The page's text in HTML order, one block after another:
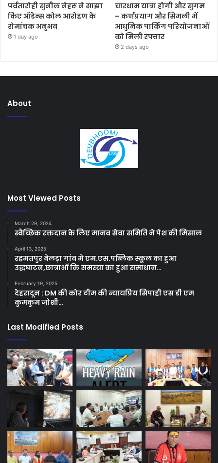
पर्वतारोही सुनील नेहरू ने साझा
किए ऑडेन्स कोल आरोहण के
रोमांचक अनुभव
1 day ago
चारधाम यात्रा होगी और सुगम
– कर्णप्रयाग और सिमली में
आधुनिक पार्किंग परियोजनाओं
को मिली रफ्तार
2 days ago
About
Most Viewed Posts
March 29, 2024
स्वैच्छिक रक्तदान के लिए मानव सेवा समिति ने पेश की मिसाल
April 13, 2025
रहमतपुर बेलड़ा गांव मे एम.एस.पब्लिक स्कूल का हुआ
उद्धघाटन,छात्राओं कि समस्या का हुआ समाधान…
February 19, 2025
देहरादून : DM की कोर टीम की न्यायप्रिय सिपाही एस डी एम
कुमकुम जोशी…
Last Modified Posts